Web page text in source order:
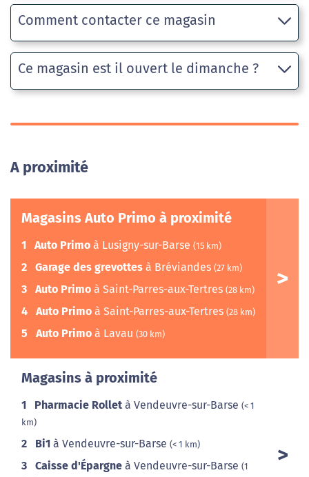
Comment contacter ce magasin
Ce magasin est il ouvert le dimanche ?
A proximité
Magasins Auto Primo à proximité
1 Auto Primo à Lusigny-sur-Barse (15 km)
2 Garage des grevottes à Bréviandes (27 km)
3 Auto Primo à Saint-Parres-aux-Tertres (28 km)
4 Auto Primo à Saint-Parres-aux-Tertres (28 km)
5 Auto Primo à Lavau (30 km)
Magasins à proximité
1 Pharmacie Rollet à Vendeuvre-sur-Barse (< 1
km)
2 Bi1 à Vendeuvre-sur-Barse (< 1 km)
3 Caisse d'Épargne à Vendeuvre-sur-Barse (1